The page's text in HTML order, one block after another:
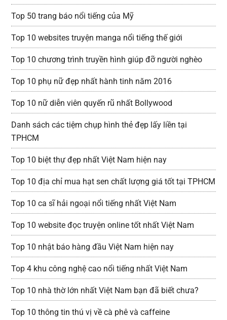
Top 50 trang báo nổi tiếng của Mỹ
Top 10 websites truyện manga nổi tiếng thế giới
Top 10 chương trình truyền hình giúp đỡ người nghèo
Top 10 phụ nữ đẹp nhất hành tinh năm 2016
Top 10 nữ diễn viên quyến rũ nhất Bollywood
Danh sách các tiệm chụp hình thẻ đẹp lấy liền tại
TPHCM
Top 10 biệt thự đẹp nhất Việt Nam hiện nay
Top 10 địa chỉ mua hạt sen chất lượng giá tốt tại TPHCM
Top 10 ca sĩ hải ngoại nổi tiếng nhất Việt Nam
Top 10 website đọc truyện online tốt nhất Việt Nam
Top 10 nhật báo hàng đầu Việt Nam hiện nay
Top 4 khu công nghệ cao nổi tiếng nhất Việt Nam
Top 10 nhà thờ lớn nhất Việt Nam bạn đã biết chưa?
Top 10 thông tin thú vị về cà phê và caffeine